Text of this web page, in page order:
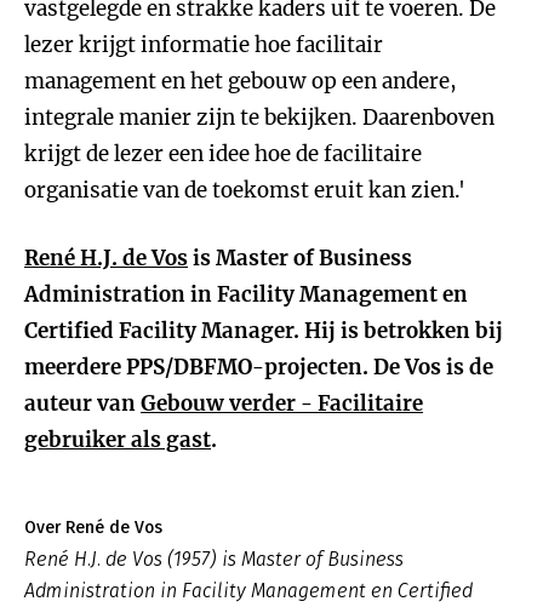
vastgelegde en strakke kaders uit te voeren. De
lezer krijgt informatie hoe facilitair
management en het gebouw op een andere,
integrale manier zijn te bekijken. Daarenboven
krijgt de lezer een idee hoe de facilitaire
organisatie van de toekomst eruit kan zien.'
René H.J. de Vosis Master of Business
Administration in Facility Management en
Certified Facility Manager. Hij is betrokken bij
meerdere PPS/DBFMO-projecten. De Vos is de
auteur vanGebouw verder - Facilitaire
gebruiker als gast.
Over René de Vos
René H.J. de Vos (1957) is Master of Business
Administration in Facility Management en Certified